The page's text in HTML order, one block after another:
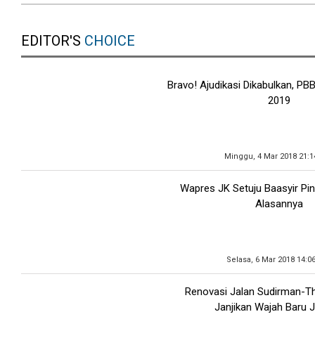
EDITOR'S CHOICE
Bravo! Ajudikasi Dikabulkan,
2019
Minggu, 4 Mar 2018
Wapres JK Setuju Baasyir
Alasannya
Selasa, 6 Mar 2018
Renovasi Jalan Sudirman-
Janjikan Wajah Baru